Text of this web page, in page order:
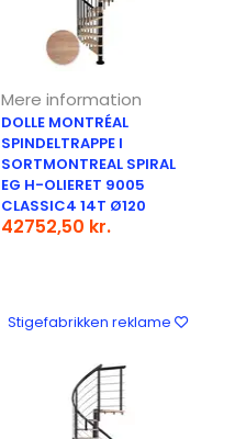
Mere information
DOLLE MONTRÉAL
SPINDELTRAPPE I
SORTMONTREAL SPIRAL
EG H-OLIERET 9005
CLASSIC4 14T Ø120
42752,50 kr.
Stigefabrikken reklame